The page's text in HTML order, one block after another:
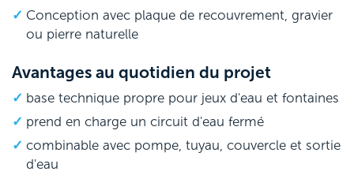
Conception avec plaque de recouvrement, gravier
ou pierre naturelle
Avantages au quotidien du projet
base technique propre pour jeux d'eau et fontaines
prend en charge un circuit d'eau fermé
combinable avec pompe, tuyau, couvercle et sortie
d'eau